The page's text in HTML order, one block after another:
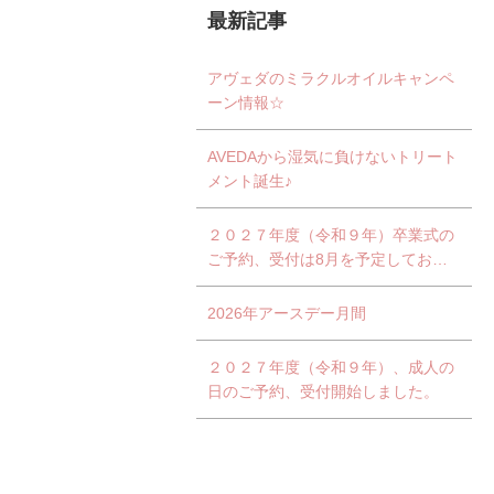
最新記事
アヴェダのミラクルオイルキャンペ
ーン情報☆
AVEDAから湿気に負けないトリート
メント誕生♪
２０２７年度（令和９年）卒業式の
ご予約、受付は8月を予定しており
ます。
2026年アースデー月間
２０２７年度（令和９年）、成人の
日のご予約、受付開始しました。